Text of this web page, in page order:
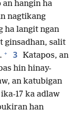
hangin ha
nagtikang
ha langit ngan
ginsadhan, salit
+ 3 Katapos, an
hin hinay-
an katubigan
17 ka adlaw
han